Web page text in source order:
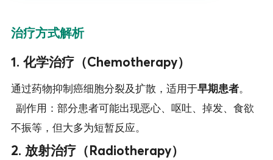
治疗方式解析
1. 化学治疗（Chemotherapy）
通过药物抑制癌细胞分裂及扩散，适用于早期患者。
副作用：部分患者可能出现恶心、呕吐、掉发、食欲
不振等，但大多为短暂反应。
2. 放射治疗（Radiotherapy）